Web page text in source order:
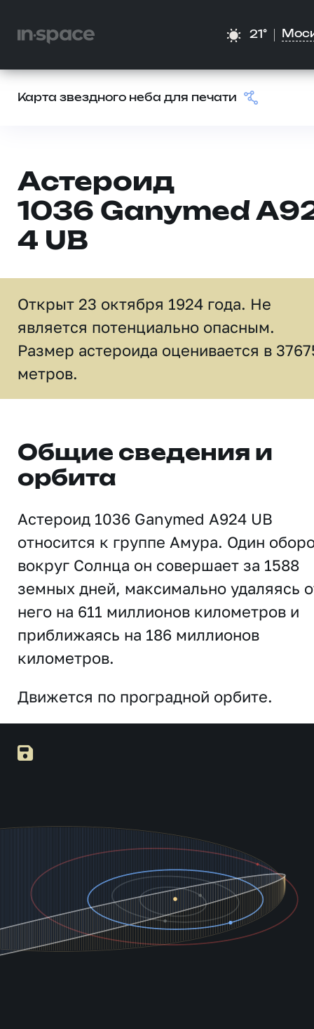
21°
Карта звездного неба для печати
Астероид
1036 Ganymed
4 UB
Открыт 23 октября 1924 года. Не
является потенциально опасным.
Размер астероида оценивается в
метров.
Общие сведения и
орбита
Астероид 1036 Ganymed A924 UB
относится к группе Амура. Один
вокруг Солнца он совершает за 1588
земных дней, максимально удаляясь
него на 611 миллионов километров и
приближаясь на 186 миллионов
километров.
Движется по проградной орбите.